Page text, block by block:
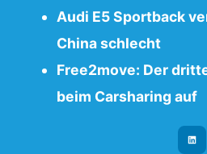
Audi E5 Sportback
China schlecht
Free2move: Der
beim Carsharing auf